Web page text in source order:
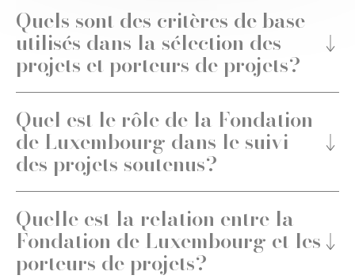
Quels sont des critères de base
utilisés dans la sélection des
projets et porteurs de projets?
Quel est le rôle de la Fondation
de Luxembourg dans le suivi
des projets soutenus?
Quelle est la relation entre la
Fondation de Luxembourg et les
porteurs de projets?